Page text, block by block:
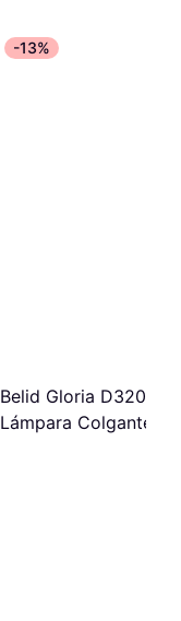
-13%
Belid Gloria D320
Lámpara Colgante ∅